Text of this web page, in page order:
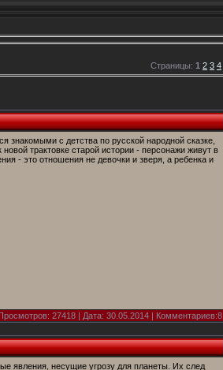
Страницы: 1 2 3 4
знакомыми с детства по русской народной сказке,
новой трактовке старой истории - персонажи живут в
- это отношения не девочки и зверя, а ребенка и
27418 | Дата: 30.05.2014 | Комментариев:8
явления, несущие угрозу для планеты. Их след